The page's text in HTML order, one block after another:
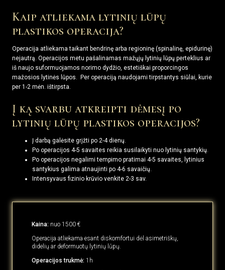
Kaip atliekama lytinių lūpų
plastikos operacija?
Operacija atliekama taikant bendrinę arba regioninę (spinalinę, epidurinę)
nejautrą. Operacijos metu pašalinamas mažųjų lytinių lūpų perteklius ar
iš naujo suformuojamos norimo dydžio, estetiškai proporcingos
mažosios lytinės lūpos. Per operaciją naudojami tirpstantys siūlai, kurie
per 1-2 mėn. ištirpsta.
Į ką svarbu atkreipti dėmesį po
lytinių lūpų plastikos operacijos?
Į darbą galėsite grįžti po 2-4 dienų.
Po operacijos 4-5 savaites reikia susilaikyti nuo lytinių santykių.
Po operacijos negalimi tempimo pratimai 4-5 savaites, lytinius
santykius galima atnaujinti po 4-6 savaičių.
Intensyvaus fizinio krūvio venkite 2-3 sav.
Kaina: nuo 1500 €
Operacija atliekama esant diskomfortui dėl asimetriškų,
didelių ar deformuotų lytinių lūpų.
Operacijos trukmė: 1h